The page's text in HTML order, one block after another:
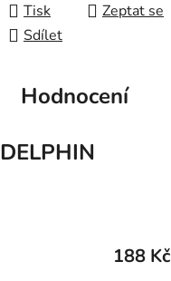
Tisk
Zeptat se
Sdílet
Hodnocení
DELPHIN
188 Kč